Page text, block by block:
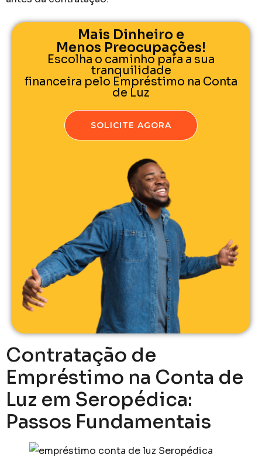
Mais Dinheiro e
Menos Preocupações!
Escolha o caminho para a sua
tranquilidade
financeira pelo Empréstimo na Conta
de Luz
SOLICITE AGORA
Contratação de
Empréstimo na Conta de
Luz em Seropédica:
Passos Fundamentais